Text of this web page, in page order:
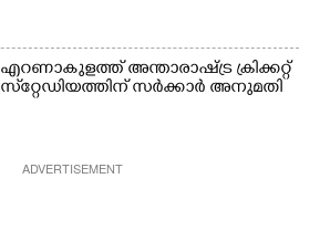
എറണാകുളത്ത് അന്താരാഷ്ട്ര ക്രിക്കറ്റ്
സ്‌റ്റേഡിയത്തിന് സർക്കാർ അനുമതി
ADVERTISEMENT